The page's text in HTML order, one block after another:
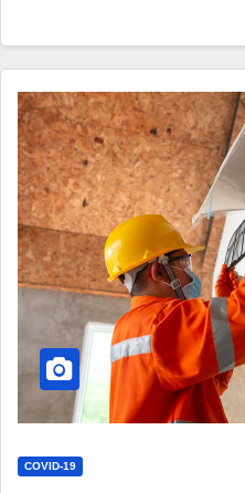
COVID-19